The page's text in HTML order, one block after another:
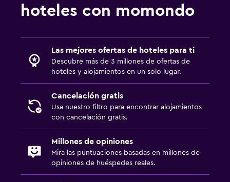
Caja fuerte
Piscina (cubierta)
Piscina al aire libre
Piscina con vista
Sistema de entretenimiento
TV de pantalla plana
TV por cable o vía satélite
hoteles con momondo
Las mejores ofertas de hoteles para ti
Descubre más de 3 millones de ofertas de
hoteles y alojamientos en un solo lugar.
Cancelación gratis
Usa nuestro filtro para encontrar alojamientos
con cancelación gratis.
Millones de opiniones
Mira las puntuaciones basadas en millones de
opiniones de huéspedes reales.